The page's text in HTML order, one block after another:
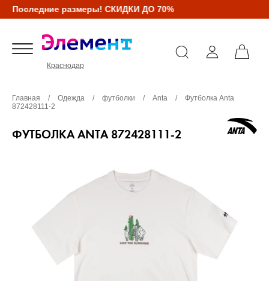
Последние размеры! СКИДКИ ДО 70%
Краснодар
Главная / Одежда / футболки / Anta /
Футболка Anta
872428111-2
ФУТБОЛКА ANTA 872428111-2